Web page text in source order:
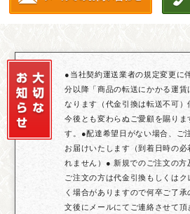
●当社契約運送業者の規定変更に
分以降「商品の転送にかかる運
なります（代金引換は転送不可）
今後とも変わらぬご愛顧を賜り
す。●配達希望日がない場合、ご
お届けいたします（到着日時の
れません）● 新規でのご注文の
ご注文の方は代金引換もしくは
く場合がありますので何卒ご了
文後にメールにてご連絡させて